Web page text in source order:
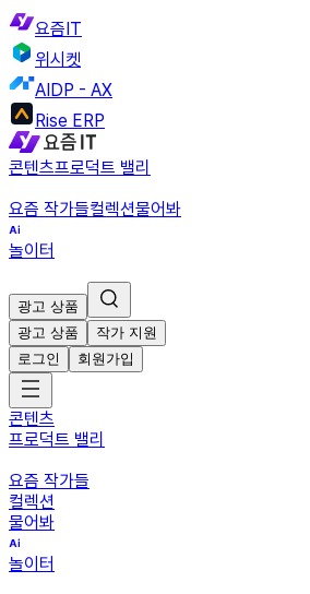
요즘IT
위시켓
AIDP - AX
Rise ERP
콘텐츠프로덕트 밸리
요즘 작가들컬렉션물어봐
놀이터
광고 상품
광고 상품
작가 지원
로그인
회원가입
콘텐츠
프로덕트 밸리
요즘 작가들
컬렉션
물어봐
놀이터